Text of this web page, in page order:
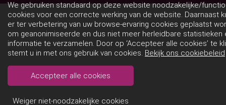
We gebruiken standaard op deze website noodzakelijke/
cookies voor een correcte werking van de website. Daarnaast
er ter verbetering van uw browse-ervaring cookies geplaatst
om geanonimiseerde en dus niet meer herleidbare statistieken
informatie te verzamelen. Door op ‘Accepteer alle cookies’ te
stemt u in met ons gebruik van cookies. Bekijk ons cookiebeleid
Accepteer alle cookies
Weiger niet-noodzakelijke cookies